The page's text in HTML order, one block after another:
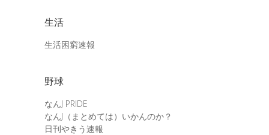
生活
生活困窮速報
野球
なんJ PRIDE
なんJ（まとめては）いかんのか？
日刊やきう速報